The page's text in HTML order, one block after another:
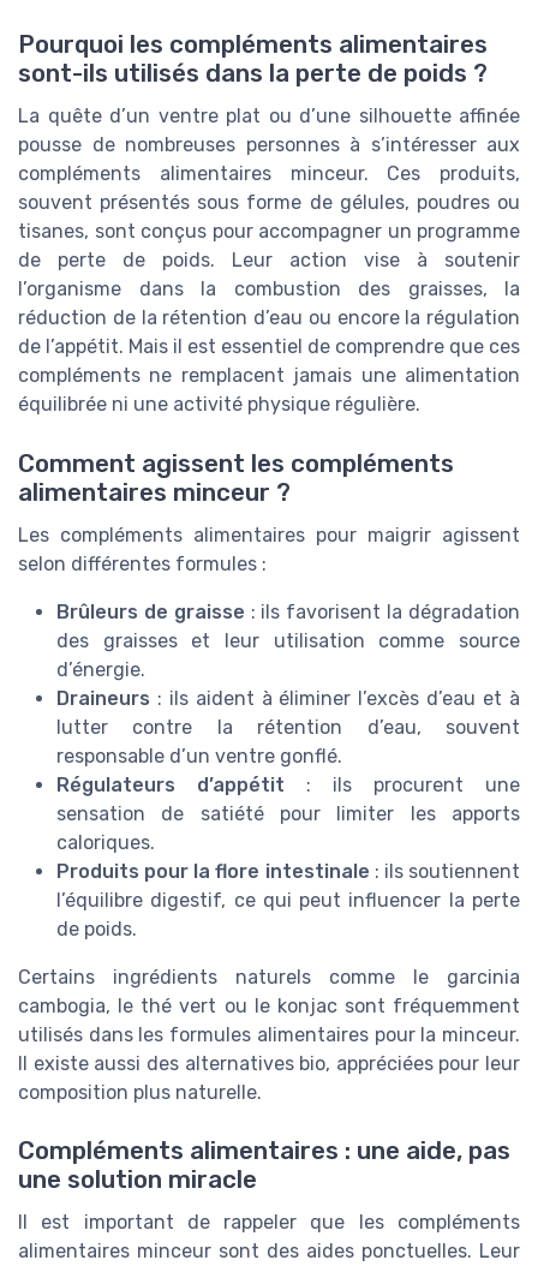
Pourquoi les compléments alimentaires
sont-ils utilisés dans la perte de poids ?
La quête d’un ventre plat ou d’une silhouette affinée
pousse de nombreuses personnes à s’intéresser aux
compléments alimentaires minceur. Ces produits,
souvent présentés sous forme de gélules, poudres ou
tisanes, sont conçus pour accompagner un programme
de perte de poids. Leur action vise à soutenir
l’organisme dans la combustion des graisses, la
réduction de la rétention d’eau ou encore la régulation
de l’appétit. Mais il est essentiel de comprendre que ces
compléments ne remplacent jamais une alimentation
équilibrée ni une activité physique régulière.
Comment agissent les compléments
alimentaires minceur ?
Les compléments alimentaires pour maigrir agissent
selon différentes formules :
Brûleurs de graisse : ils favorisent la dégradation
des graisses et leur utilisation comme source
d’énergie.
Draineurs : ils aident à éliminer l’excès d’eau et à
lutter contre la rétention d’eau, souvent
responsable d’un ventre gonflé.
Régulateurs d’appétit : ils procurent une
sensation de satiété pour limiter les apports
caloriques.
Produits pour la flore intestinale : ils soutiennent
l’équilibre digestif, ce qui peut influencer la perte
de poids.
Certains ingrédients naturels comme le garcinia
cambogia, le thé vert ou le konjac sont fréquemment
utilisés dans les formules alimentaires pour la minceur.
Il existe aussi des alternatives bio, appréciées pour leur
composition plus naturelle.
Compléments alimentaires : une aide, pas
une solution miracle
Il est important de rappeler que les compléments
alimentaires minceur sont des aides ponctuelles. Leur